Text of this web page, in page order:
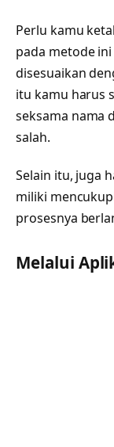
Perlu kamu
pada metode
disesuaikan
itu kamu harus
seksama nama
salah.
Selain itu, juga
miliki
prosesnya
Melalui